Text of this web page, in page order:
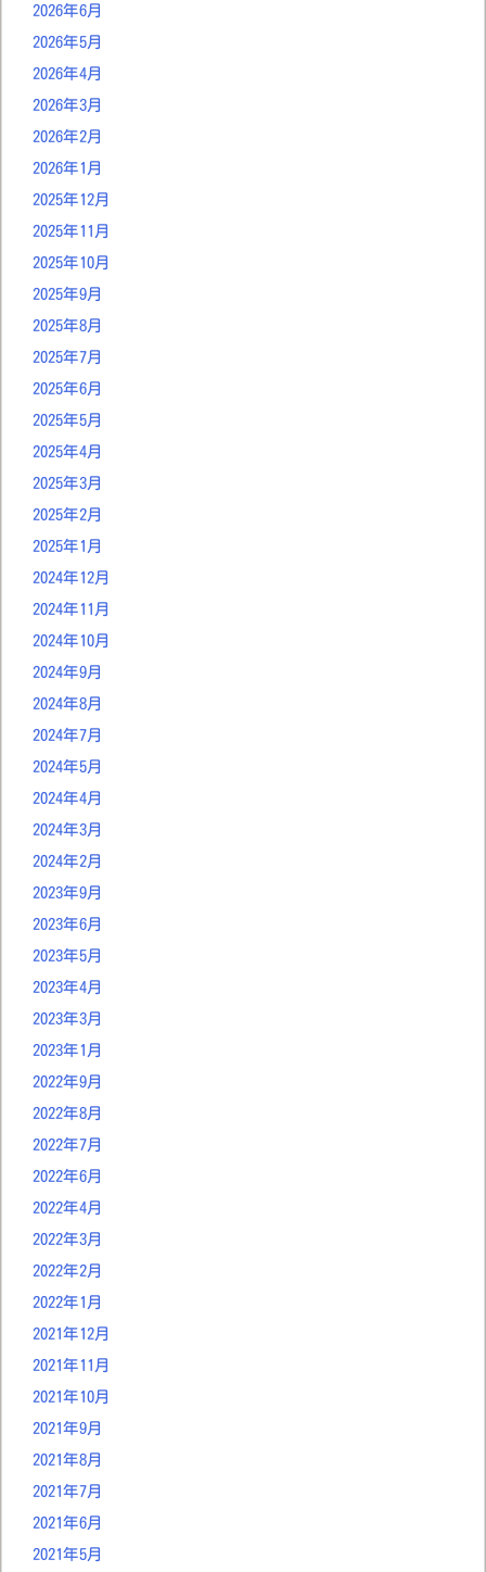
2026年6月
2026年5月
2026年4月
2026年3月
2026年2月
2026年1月
2025年12月
2025年11月
2025年10月
2025年9月
2025年8月
2025年7月
2025年6月
2025年5月
2025年4月
2025年3月
2025年2月
2025年1月
2024年12月
2024年11月
2024年10月
2024年9月
2024年8月
2024年7月
2024年5月
2024年4月
2024年3月
2024年2月
2023年9月
2023年6月
2023年5月
2023年4月
2023年3月
2023年1月
2022年9月
2022年8月
2022年7月
2022年6月
2022年4月
2022年3月
2022年2月
2022年1月
2021年12月
2021年11月
2021年10月
2021年9月
2021年8月
2021年7月
2021年6月
2021年5月